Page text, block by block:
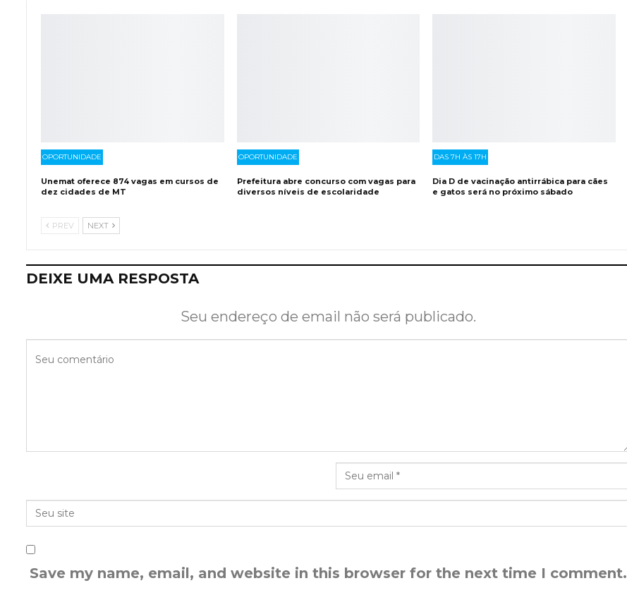
OPORTUNIDADE
Unemat oferece 874 vagas em cursos de
dez cidades de MT
OPORTUNIDADE
Prefeitura abre concurso com vagas para
diversos níveis de escolaridade
DAS 7H ÀS 17H
Dia D de vacinação antirrábica para cães
e gatos será no próximo sábado
PREV NEXT
DEIXE UMA RESPOSTA
Seu endereço de email não será publicado.
Save my name, email, and website in this browser for the next time I comment.